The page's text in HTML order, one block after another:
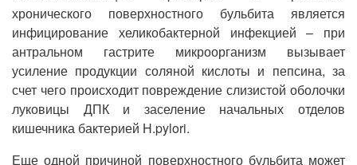
хронического поверхностного бульбита является
инфицирование хеликобактерной инфекцией – при
антральном гастрите микроорганизм вызывает
усиление продукции соляной кислоты и пепсина, за
счет чего происходит повреждение слизистой оболочки
луковицы ДПК и заселение начальных отделов
кишечника бактерией H.pylori.
Еще одной причиной поверхностного бульбита может